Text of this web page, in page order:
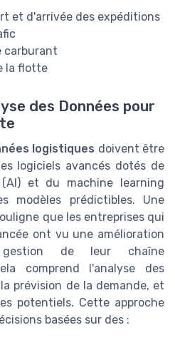
et d'arrivée des expéditions
carburant
la flotte
des Données pour
logistiques doivent être
logiciels avancés dotés de
et du machine learning
modèles prédictibles. Une
que les entreprises qui
ont vu une amélioration
de leur chaîne
comprend l'analyse des
prévision de la demande, et
potentiels. Cette approche
basées sur des :